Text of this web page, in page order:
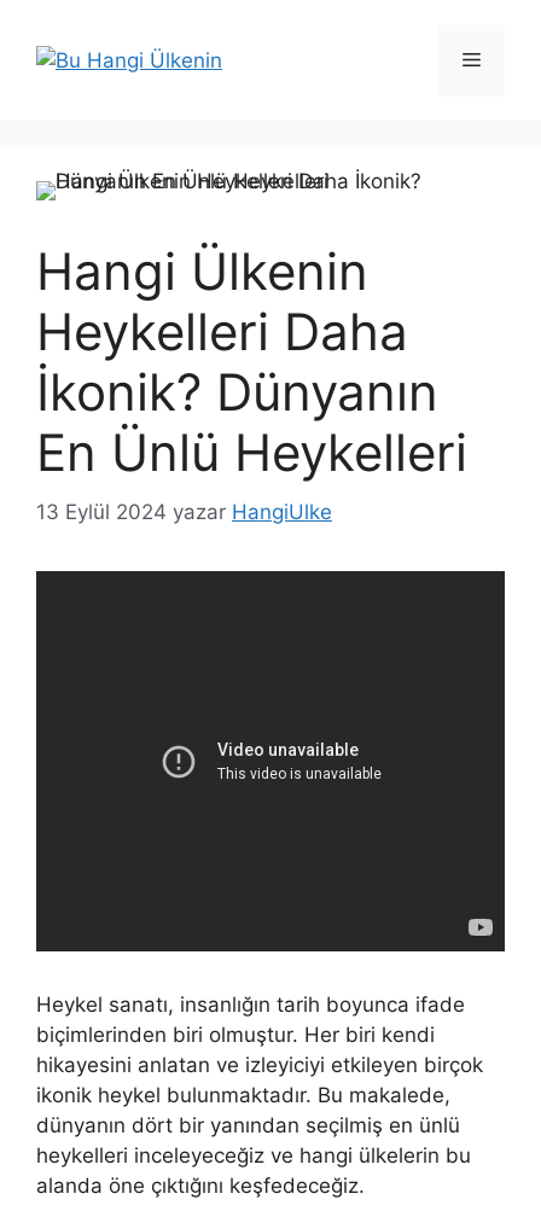
Menü
Hangi Ülkenin
Heykelleri Daha
İkonik? Dünyanın
En Ünlü Heykelleri
13 Eylül 2024 yazar HangiUlke
Heykel sanatı, insanlığın tarih boyunca ifade
biçimlerinden biri olmuştur. Her biri kendi
hikayesini anlatan ve izleyiciyi etkileyen birçok
ikonik heykel bulunmaktadır. Bu makalede,
dünyanın dört bir yanından seçilmiş en ünlü
heykelleri inceleyeceğiz ve hangi ülkelerin bu
alanda öne çıktığını keşfedeceğiz.